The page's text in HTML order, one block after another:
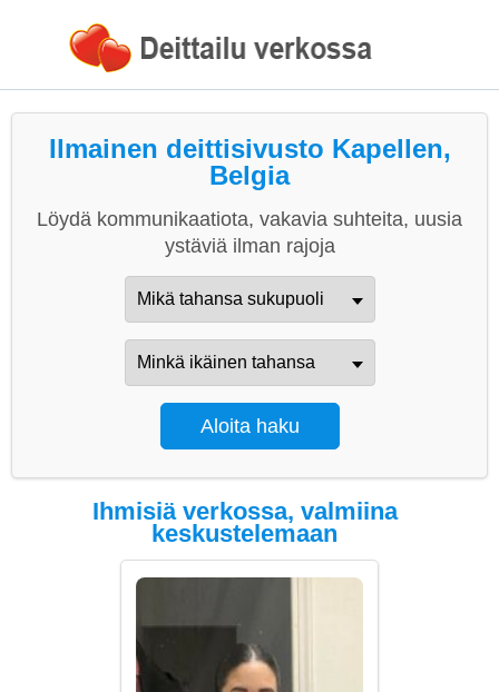
Ilmainen deittisivusto Kapellen,
Belgia
Löydä kommunikaatiota, vakavia suhteita, uusia
ystäviä ilman rajoja
Ihmisiä verkossa, valmiina
keskustelemaan